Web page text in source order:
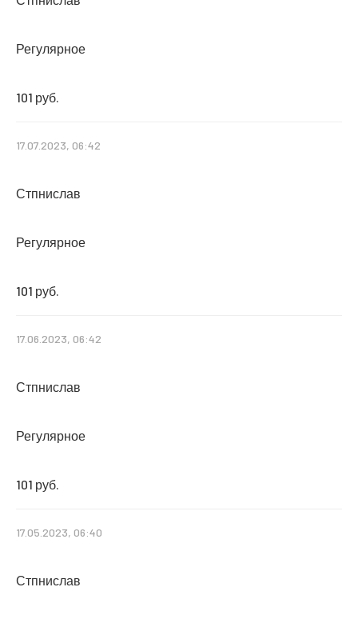
Регулярное
101 руб.
17.07.2023, 06:42
Стпнислав
Регулярное
101 руб.
17.06.2023, 06:42
Стпнислав
Регулярное
101 руб.
17.05.2023, 06:40
Стпнислав